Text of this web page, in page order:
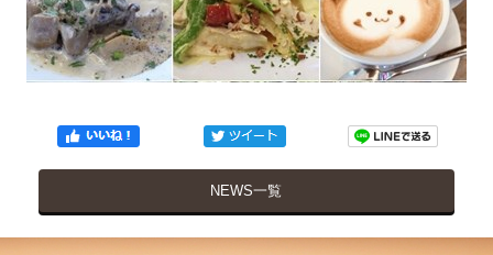
NEWS一覧